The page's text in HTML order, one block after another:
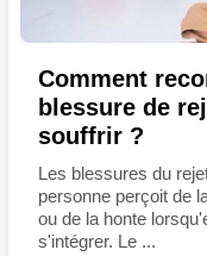
Comment
blessure de
souffrir ?
Les blessures du
personne perçoit de
ou de la honte
s'intégrer. Le ...